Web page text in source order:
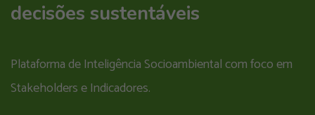
decisões sustentáveis
Plataforma de Inteligência Socioambiental com foco em
Stakeholders e Indicadores.